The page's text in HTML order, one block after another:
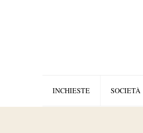
INCHIESTE SOCIETÀ